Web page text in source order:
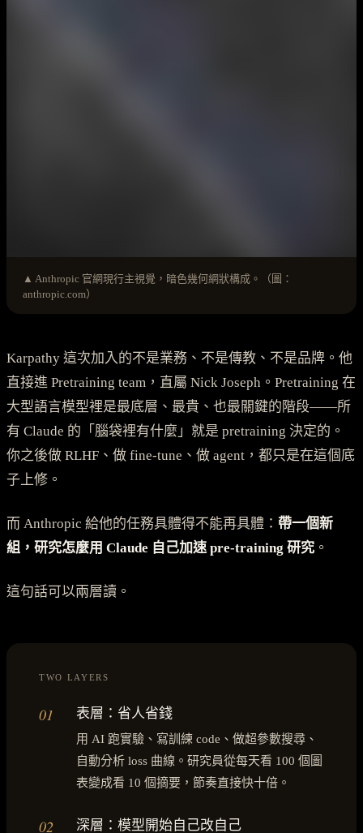
▲ Anthropic 官網現行主視覺，暗色幾何網狀構成。（圖：
anthropic.com）
Karpathy 這次加入的不是業務、不是傳教、不是品牌。他
直接進 Pretraining team，直屬 Nick Joseph。Pretraining 在
大型語言模型裡是最底層、最貴、也最關鍵的階段——所
有 Claude 的「腦袋裡有什麼」就是 pretraining 決定的。
你之後做 RLHF、做 fine-tune、做 agent，都只是在這個底
子上修。
而 Anthropic 給他的任務具體得不能再具體： 帶一個新
組，研究怎麼用 Claude 自己加速 pre-training 研究 。
這句話可以兩層讀。
TWO LAYERS
01 表層：省人省錢
用 AI 跑實驗、寫訓練 code、做超參數搜尋、
自動分析 loss 曲線。研究員從每天看 100 個圖
表變成看 10 個摘要，節奏直接快十倍。
02 深層：模型開始自己改自己